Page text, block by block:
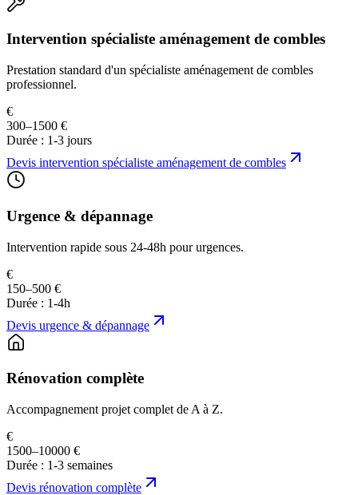
Intervention spécialiste aménagement de combles
Prestation standard d'un spécialiste aménagement de combles
professionnel.
€
300–1500 €
Durée : 1-3 jours
Devis intervention spécialiste aménagement de combles
Urgence & dépannage
Intervention rapide sous 24-48h pour urgences.
€
150–500 €
Durée : 1-4h
Devis urgence & dépannage
Rénovation complète
Accompagnement projet complet de A à Z.
€
1500–10000 €
Durée : 1-3 semaines
Devis rénovation complète